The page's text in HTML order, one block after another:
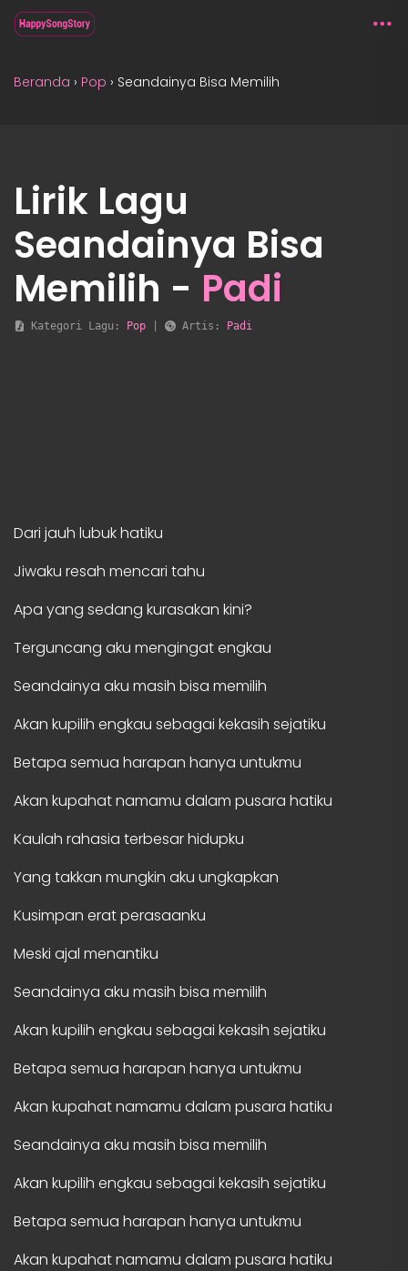
Beranda › Pop › Seandainya Bisa Memilih
Lirik Lagu
Seandainya Bisa
Memilih - Padi
Kategori Lagu: Pop Artis: Padi
Dari jauh lubuk hatiku
Jiwaku resah mencari tahu
Apa yang sedang kurasakan kini?
Terguncang aku mengingat engkau
Seandainya aku masih bisa memilih
Akan kupilih engkau sebagai kekasih sejatiku
Betapa semua harapan hanya untukmu
Akan kupahat namamu dalam pusara hatiku
Kaulah rahasia terbesar hidupku
Yang takkan mungkin aku ungkapkan
Kusimpan erat perasaanku
Meski ajal menantiku
Seandainya aku masih bisa memilih
Akan kupilih engkau sebagai kekasih sejatiku
Betapa semua harapan hanya untukmu
Akan kupahat namamu dalam pusara hatiku
Seandainya aku masih bisa memilih
Akan kupilih engkau sebagai kekasih sejatiku
Betapa semua harapan hanya untukmu
Akan kupahat namamu dalam pusara hatiku